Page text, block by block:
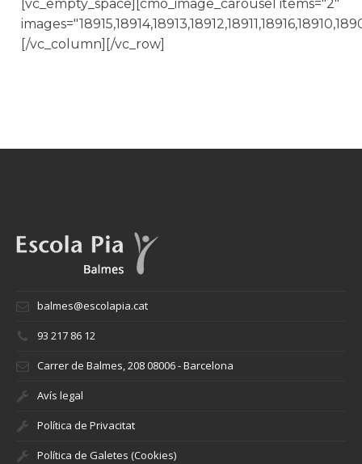
[vc_empty_space][cmo_image_carousel items="2"
[/vc_column][/vc_row]
balmes@escolapia.cat
93 217 86 12
Carrer de Balmes, 208 08006 - Barcelona
Avís legal
Política de Privacitat
Política de Galetes (Cookies)